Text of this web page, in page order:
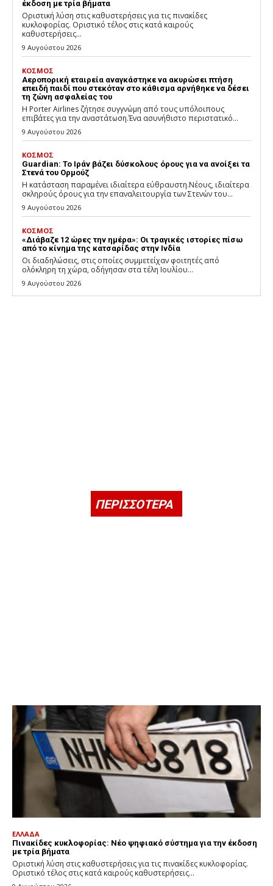
έκδοση με τρία βήματα
Οριστική λύση στις καθυστερήσεις για τις πινακίδες
κυκλοφορίας. Οριστικό τέλος στις κατά καιρούς
καθυστερήσεις...
9 Αυγούστου 2026
ΚΟΣΜΟΣ
Αεροπορική εταιρεία αναγκάστηκε να ακυρώσει πτήση
επειδή παιδί που στεκόταν στο κάθισμα αρνήθηκε να δέσει
τη ζώνη ασφαλείας του
Η Porter Airlines ζήτησε συγγνώμη από τους υπόλοιπους
επιβάτες για την αναστάτωση.Ένα ασυνήθιστο περιστατικό...
9 Αυγούστου 2026
ΚΟΣΜΟΣ
Guardian: Το Ιράν βάζει δύσκολους όρους για να ανοίξει τα
Στενά του Ορμούζ
Η κατάσταση παραμένει ιδιαίτερα εύθραυστη.Νέους, ιδιαίτερα
σκληρούς όρους για την επαναλειτουργία των Στενών του...
9 Αυγούστου 2026
ΚΟΣΜΟΣ
«Διάβαζε 12 ώρες την ημέρα»: Οι τραγικές ιστορίες πίσω
από το κίνημα της κατσαρίδας στην Ινδία
Οι διαδηλώσεις, στις οποίες συμμετείχαν φοιτητές από
ολόκληρη τη χώρα, οδήγησαν στα τέλη Ιουλίου...
9 Αυγούστου 2026
ΠΕΡΙΣΣΟΤΕΡΑ
ΕΛΛΑΔΑ
Πινακίδες κυκλοφορίας: Νέο ψηφιακό σύστημα για την έκδοση
με τρία βήματα
Οριστική λύση στις καθυστερήσεις για τις πινακίδες κυκλοφορίας.
Οριστικό τέλος στις κατά καιρούς καθυστερήσεις...